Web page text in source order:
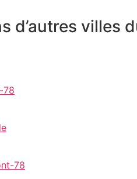
d’autres villes
78
78